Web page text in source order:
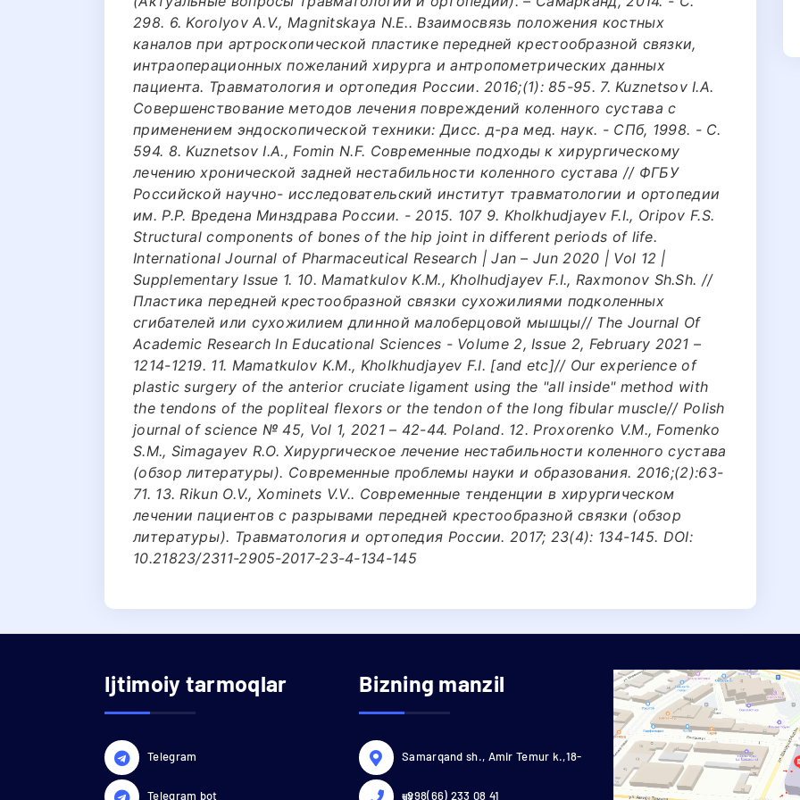
298. 6. Korolyov А.V., Magnitskaya N.Е.. Взаимосвязь положения костных
каналов при артроскопической пластике передней крестообразной связки,
интраоперационных пожеланий хирурга и антропометрических данных
пациента. Травматология и ортопедия России. 2016;(1): 85-95. 7. Kuznetsov I.А.
Совершенствование методов лечения повреждений коленного сустава с
применением эндоскопической техники: Дисс. д-ра мед. наук. - СПб, 1998. - С.
594. 8. Kuznetsov I.А., Fomin N.F. Современные подходы к хирургическому
лечению хронической задней нестабильности коленного сустава // ФГБУ
Российской научно- исследовательский институт травматологии и ортопедии
им. Р.Р. Вредена Минздрава России. - 2015. 107 9. Kholkhudjayev F.I., Oripov F.S.
Structural components of bones of the hip joint in different periods of life.
International Journal of Pharmaceutical Research | Jan – Jun 2020 | Vol 12 |
Supplementary Issue 1. 10. Mamatkulov K.M., Kholhudjayev F.I., Raxmonov Sh.Sh. //
Пластика передней крестообразной связки сухожилиями подколенных
сгибателей или сухожилием длинной малоберцовой мышцы// The Journal Of
Academic Research In Educational Sciences - Volume 2, Issue 2, February 2021 –
1214-1219. 11. Mamatkulov K.M., Kholkhudjayev F.I. [and etc]// Оur experience of
plastic surgery of the anterior cruciate ligament using the "all inside" method with
the tendons of the popliteal flexors or the tendon of the long fibular muscle// Polish
journal of science № 45, Vol 1, 2021 – 42-44. Poland. 12. Proxorenko V.М., Fomenko
S.М., Simagayev R.О. Хирургическое лечение нестабильности коленного сустава
(обзор литературы). Современные проблемы науки и образования. 2016;(2):63-
71. 13. Rikun О.V., Xominets V.V.. Современные тенденции в хирургическом
лечении пациентов с разрывами передней крестообразной связки (обзор
литературы). Травматология и ортопедия России. 2017; 23(4): 134-145. DOI:
10.21823/2311-2905-2017-23-4-134-145
Ijtimoiy tarmoqlar
Telegram
Telegram bot
Bizning manzil
Samarqand sh., Amir Temur k.,18-
uy
+998(66) 233 08 41